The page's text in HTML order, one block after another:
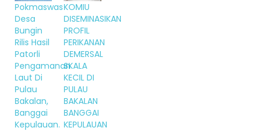
Pokmaswas
Desa
Bungin
Rilis Hasil
Patorli
Pengamanan
Laut Di
Pulau
Bakalan,
Banggai
Kepulauan.
KOMIU
DISEMINASIKAN
PROFIL
PERIKANAN
DEMERSAL
SKALA
KECIL DI
PULAU
BAKALAN
BANGGAI
KEPULAUAN